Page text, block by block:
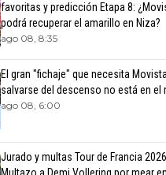
favoritas y predicción Etapa 8:
podrá recuperar el amarillo en Niza?
ago 08, 8:35
El gran "fichaje" que necesita
salvarse del descenso no está en el
ago 08, 6:00
Jurado y multas Tour de Francia